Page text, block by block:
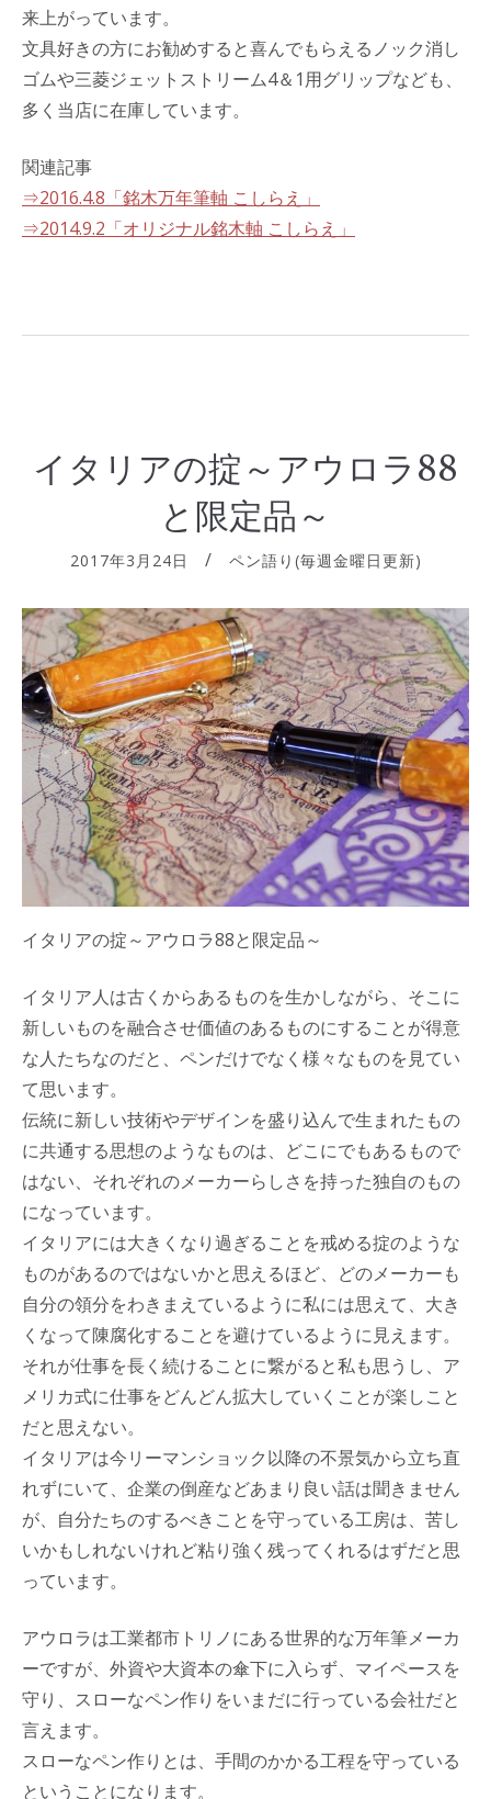
来上がっています。
文具好きの方にお勧めすると喜んでもらえるノック消し
ゴムや三菱ジェットストリーム4＆1用グリップなども、
多く当店に在庫しています。
関連記事
⇒2016.4.8「銘木万年筆軸 こしらえ」
⇒2014.9.2「オリジナル銘木軸 こしらえ」
イタリアの掟～アウロラ88
と限定品～
2017年3月24日 ペン語り(毎週金曜日更新)
イタリアの掟～アウロラ88と限定品～
イタリア人は古くからあるものを生かしながら、そこに
新しいものを融合させ価値のあるものにすることが得意
な人たちなのだと、ペンだけでなく様々なものを見てい
て思います。
伝統に新しい技術やデザインを盛り込んで生まれたもの
に共通する思想のようなものは、どこにでもあるもので
はない、それぞれのメーカーらしさを持った独自のもの
になっています。
イタリアには大きくなり過ぎることを戒める掟のような
ものがあるのではないかと思えるほど、どのメーカーも
自分の領分をわきまえているように私には思えて、大き
くなって陳腐化することを避けているように見えます。
それが仕事を長く続けることに繋がると私も思うし、ア
メリカ式に仕事をどんどん拡大していくことが楽しこと
だと思えない。
イタリアは今リーマンショック以降の不景気から立ち直
れずにいて、企業の倒産などあまり良い話は聞きません
が、自分たちのするべきことを守っている工房は、苦し
いかもしれないけれど粘り強く残ってくれるはずだと思
っています。
アウロラは工業都市トリノにある世界的な万年筆メーカ
ーですが、外資や大資本の傘下に入らず、マイペースを
守り、スローなペン作りをいまだに行っている会社だと
言えます。
スローなペン作りとは、手間のかかる工程を守っている
ということになります。